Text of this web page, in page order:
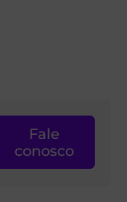
Fale
conosco